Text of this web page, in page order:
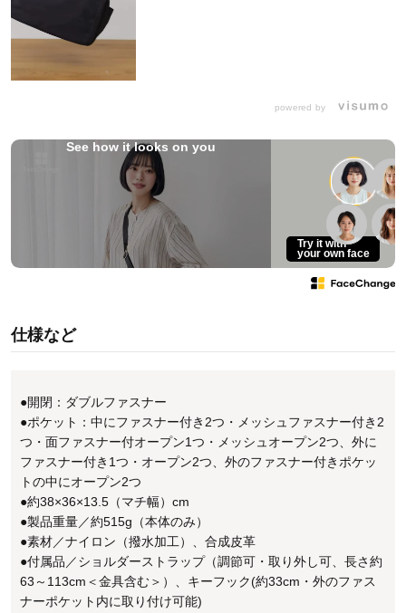
powered by
See how it looks on you
Try it with
your own face
仕様など
●開閉：ダブルファスナー
●ポケット：中にファスナー付き2つ・メッシュファスナー付き2
つ・面ファスナー付オープン1つ・メッシュオープン2つ、外に
ファスナー付き1つ・オープン2つ、外のファスナー付きポケッ
トの中にオープン2つ
●約38×36×13.5（マチ幅）cm
●製品重量／約515g（本体のみ）
●素材／ナイロン（撥水加工）、合成皮革
●付属品／ショルダーストラップ（調節可・取り外し可、長さ約
63～113cm＜金具含む＞）、キーフック(約33cm・外のファス
ナーポケット内に取り付け可能)